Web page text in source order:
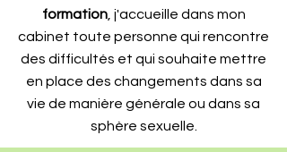
formation, j'accueille dans mon
cabinet toute personne qui rencontre
des difficultés et qui souhaite mettre
en place des changements dans sa
vie de manière générale ou dans sa
sphère sexuelle.